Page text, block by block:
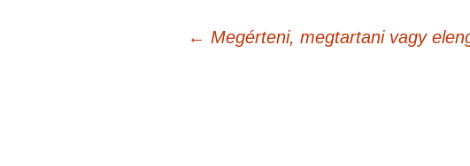
← Megérteni, megtartani vagy